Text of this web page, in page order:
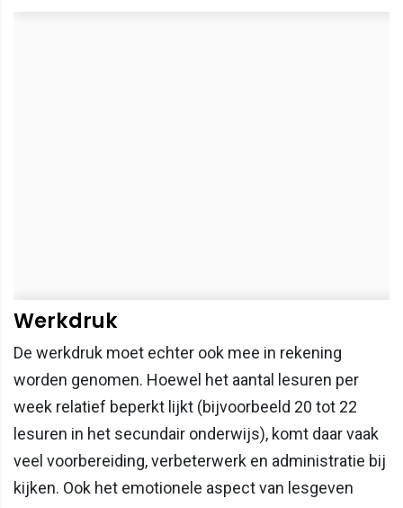
Werkdruk
De werkdruk moet echter ook mee in rekening
worden genomen. Hoewel het aantal lesuren per
week relatief beperkt lijkt (bijvoorbeeld 20 tot 22
lesuren in het secundair onderwijs), komt daar vaak
veel voorbereiding, verbeterwerk en administratie bij
kijken. Ook het emotionele aspect van lesgeven